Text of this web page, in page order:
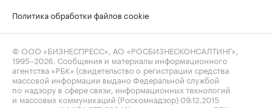
Политика обработки файлов cookie
© ООО «БИЗНЕСПРЕСС», АО «РОСБИЗНЕСКОНСАЛТИНГ»,
1995–2026 . Сообщения и материалы информационного
агентства «РБК» (свидетельство о регистрации средства
массовой информации выдано Федеральной службой
по надзору в сфере связи, информационных технологий
и массовых коммуникаций (Роскомнадзор) 09.12.2015